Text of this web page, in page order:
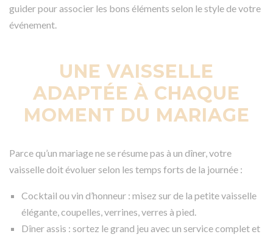
guider pour associer les bons éléments selon le style de votre
événement.
UNE VAISSELLE
ADAPTÉE À CHAQUE
MOMENT DU MARIAGE
Parce qu’un mariage ne se résume pas à un dîner, votre
vaisselle doit évoluer selon les temps forts de la journée :
Cocktail ou vin d’honneur : misez sur de la petite vaisselle
élégante, coupelles, verrines, verres à pied.
Dîner assis : sortez le grand jeu avec un service complet et